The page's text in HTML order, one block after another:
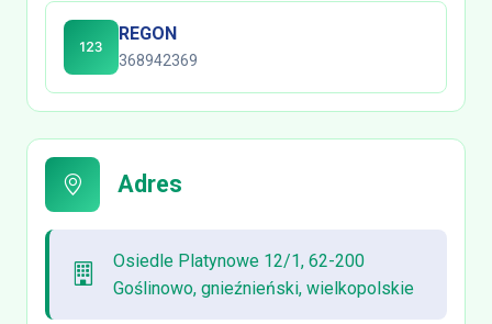
REGON
368942369
Adres
Osiedle Platynowe 12/1, 62-200
Goślinowo, gnieźnieński, wielkopolskie